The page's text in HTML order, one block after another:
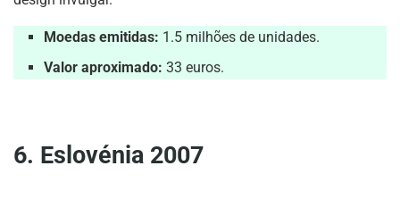
Moedas emitidas: 1.5 milhões de unidades.
Valor aproximado: 33 euros.
6. Eslovénia 2007